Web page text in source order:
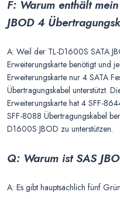
F: Warum enthält
JBOD 4
A: Weil der TL-D1600S SATA
Erweiterungskarte benötigt und
Erweiterungskarte nur 4 SATA
Übertragungskabel unterstützt.
Erweiterungskarte hat 4 SFF-
SFF-8088 Übertragungskabel
D1600S JBOD zu unterstützen.
Q: Warum ist SAS
A: Es gibt hauptsächlich fünf